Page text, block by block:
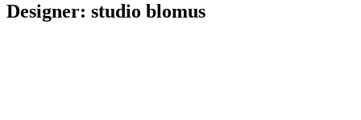
Designer: studio blomus